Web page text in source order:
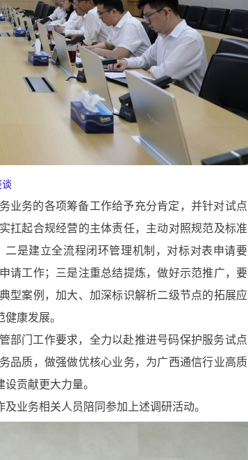
业务的各项筹备工作给予充分肯定，并针对试点
扛起合规经营的主体责任，主动对照规范及标准
是建立全流程闭环管理机制，对标对表申请要
请工作；三是注重总结提炼，做好示范推广，要
型案例，加大、加深标识解析二级节点的拓展应
康发展。
部门工作要求，全力以赴推进号码保护服务试点
品质，做强做优核心业务，为广西通信行业高质
贡献更大力量。
业务相关人员陪同参加上述调研活动。